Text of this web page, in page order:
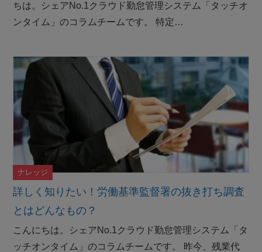
ちは。シェアNo.1クラウド勤怠管理システム「タッチオ
ンタイム」のコラムチームです。 特定…
詳しく知りたい！労働基準監督署の抜き打ち調査
とはどんなもの？
ナレッジ
こんにちは。シェアNo.1クラウド勤怠管理システム「タ
ッチオンタイム」のコラムチームです。 昨今、残業代